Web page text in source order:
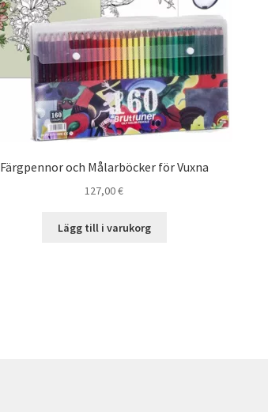
Färgpennor och Målarböcker för Vuxna
127,00€
Lägg till i varukorg